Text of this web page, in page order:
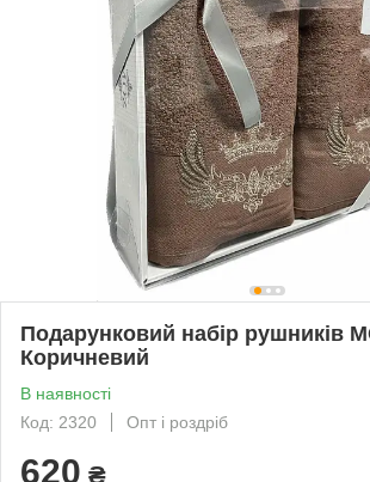
Подарунковий набір рушників
Коричневий
В наявності
Код: 2320
Опт і роздріб
620 ₴